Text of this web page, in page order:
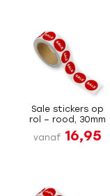
Sale stickers op
rol – rood, 30mm
vanaf 16,95